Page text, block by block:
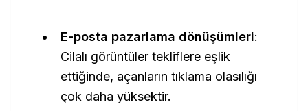
E-posta pazarlama dönüşümleri:
Cilalı görüntüler tekliflere eşlik
ettiğinde, açanların tıklama olasılığı
çok daha yüksektir.